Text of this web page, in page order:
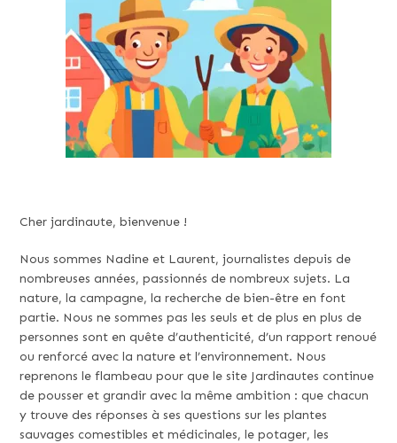
Cher jardinaute, bienvenue !
Nous sommes Nadine et Laurent, journalistes depuis de
nombreuses années, passionnés de nombreux sujets. La
nature, la campagne, la recherche de bien-être en font
partie. Nous ne sommes pas les seuls et de plus en plus de
personnes sont en quête d’authenticité, d’un rapport renoué
ou renforcé avec la nature et l’environnement. Nous
reprenons le flambeau pour que le site Jardinautes continue
de pousser et grandir avec la même ambition : que chacun
y trouve des réponses à ses questions sur les plantes
sauvages comestibles et médicinales, le potager, les